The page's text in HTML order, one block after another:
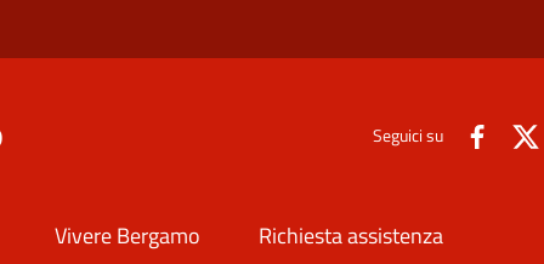
Seguici su
Vivere Bergamo Richiesta assistenza